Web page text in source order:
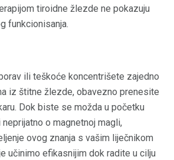
tiroidne žlezde ne pokazuju
funkcionisanja.
ili teškoće koncentrišete zajedno
iz štitne žlezde, obavezno prenesite
Dok biste se možda u početku
o magnetnoj magli,
ovog znanja s vašim liječnikom
učinimo efikasnijim dok radite u cilju